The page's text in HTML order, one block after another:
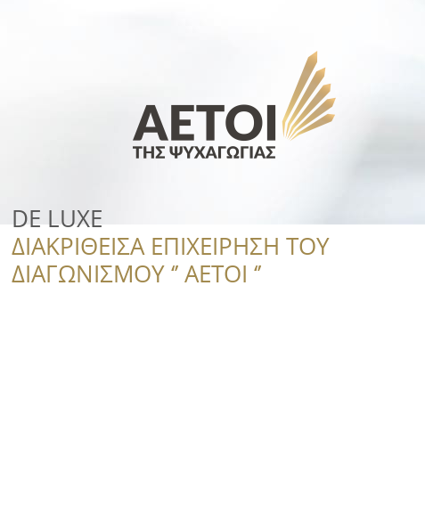
DE LUXE
ΔΙΑΚΡΙΘΕΙΣΑ ΕΠΙΧΕΙΡΗΣΗ ΤΟΥ
ΔΙΑΓΩΝΙΣΜΟΥ ‘’ ΑΕΤΟΙ ‘’